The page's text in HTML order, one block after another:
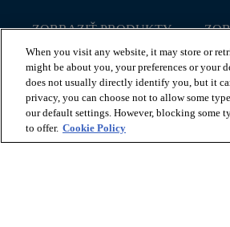
ZOBRAZIŤ PRODUKTY
kosti
Pozrite si police
Pozri dlaždice
Objavte naše kolekcie
Schodisko
Pozrite si všetky poschodia
When you visit any website, it may store or
might be about you, your preferences or your
does not usually directly identify you, but it
privacy, you can choose not to allow some
our default settings. However, blocking some
to offer. Cookie Policy